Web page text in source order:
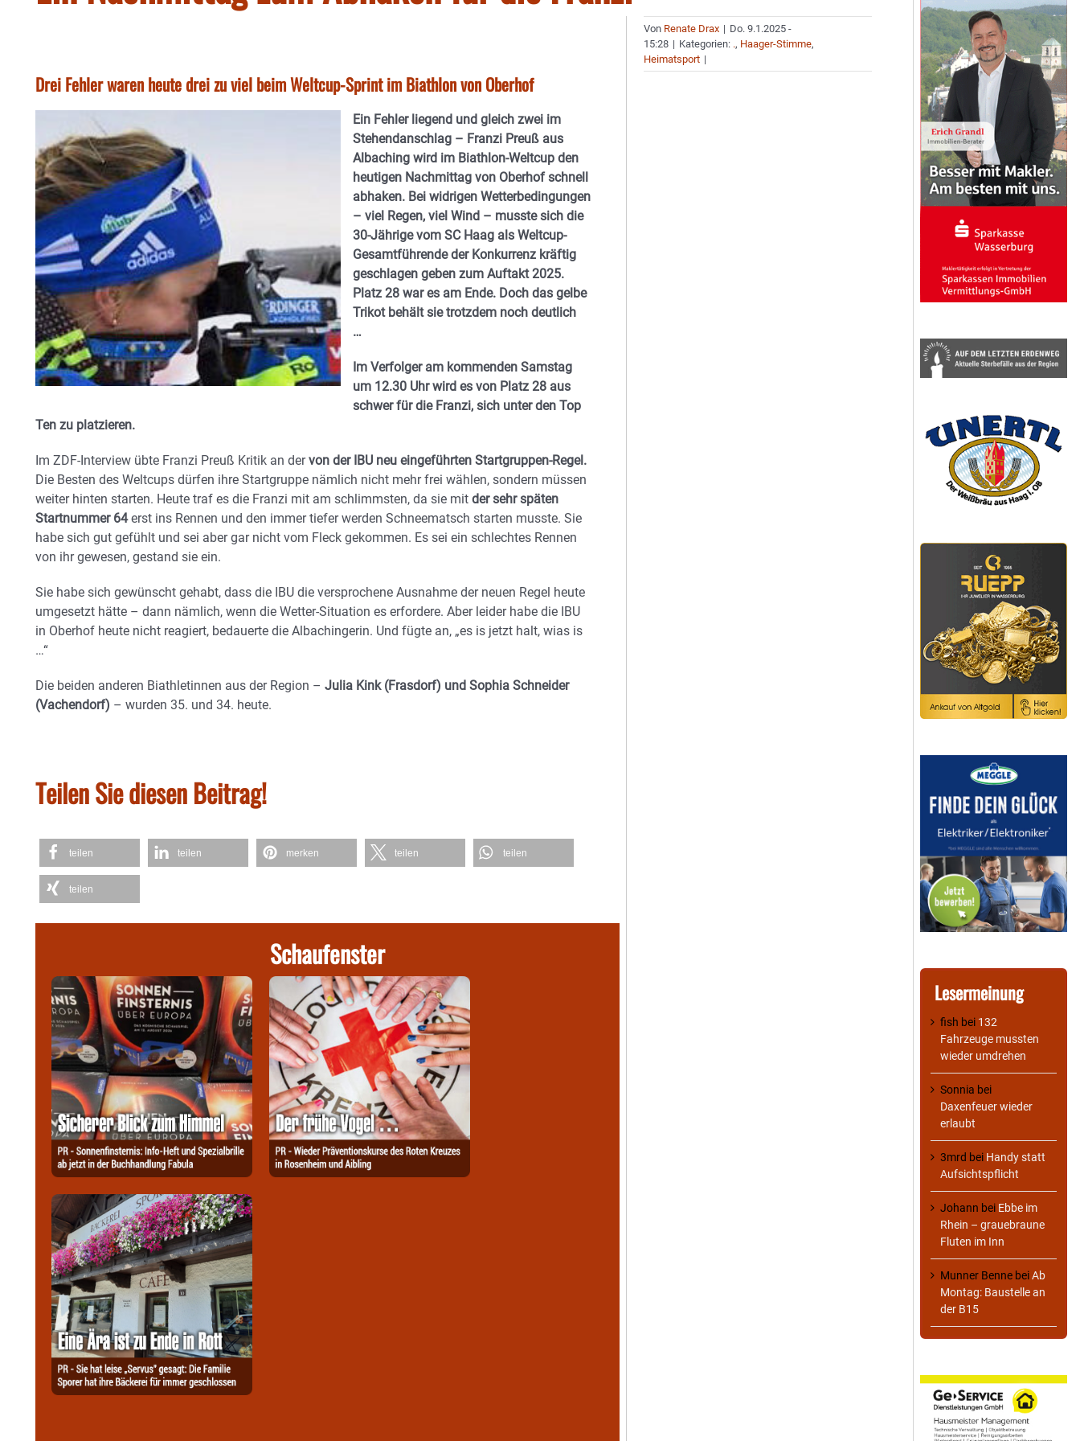
Drei Fehler waren heute drei zu viel beim Weltcup-Sprint im Biathlon von Oberhof
Ein Fehler liegend und gleich zwei im
Stehendanschlag – Franzi Preuß aus
Albaching wird im Biathlon-Weltcup den
heutigen Nachmittag von Oberhof schnell
abhaken. Bei widrigen Wetterbedingungen
– viel Regen, viel Wind – musste sich die
30-Jährige vom SC Haag als Weltcup-
Gesamtführende der Konkurrenz kräftig
geschlagen geben zum Auftakt 2025.
Platz 28 war es am Ende. Doch das gelbe
Trikot behält sie trotzdem noch deutlich
…
Im Verfolger am kommenden Samstag
um 12.30 Uhr wird es von Platz 28 aus
schwer für die Franzi, sich unter den Top
Ten zu platzieren.
Im ZDF-Interview übte Franzi Preuß Kritik an dervon der IBU neu eingeführten Startgruppen-Regel.
Die Besten des Weltcups dürfen ihre Startgruppe nämlich nicht mehr frei wählen, sondern müssen
weiter hinten starten. Heute traf es die Franzi mit am schlimmsten, da sie mit der sehr späten
Startnummer 64erst ins Rennen und den immer tiefer werden Schneematsch starten musste. Sie
habe sich gut gefühlt und sei aber gar nicht vom Fleck gekommen. Es sei ein schlechtes Rennen
von ihr gewesen, gestand sie ein.
Sie habe sich gewünscht gehabt, dass die IBU die versprochene Ausnahme der neuen Regel heute
umgesetzt hätte – dann nämlich, wenn die Wetter-Situation es erfordere. Aber leider habe die IBU
in Oberhof heute nicht reagiert, bedauerte die Albachingerin. Und fügte an, „es is jetzt halt, wias is
…“
Die beiden anderen Biathletinnen aus der Region – Julia Kink (Frasdorf) und Sophia Schneider
(Vachendorf) – wurden 35. und 34. heute.
Teilen Sie diesen Beitrag!
teilen teilen merken teilen teilen
teilen
Schaufenster
Von Renate Drax | Do. 9.1.2025 -
15:28 | Kategorien: ., Haager-Stimme,
Heimatsport |
Lesermeinung
fish bei 132
Fahrzeuge mussten
wieder umdrehen
Sonnia bei
Daxenfeuer wieder
erlaubt
3mrd bei Handy statt
Aufsichtspflicht
Johann bei Ebbe im
Rhein – grauebraune
Fluten im Inn
Munner Benne beiAb
Montag: Baustelle an
der B15